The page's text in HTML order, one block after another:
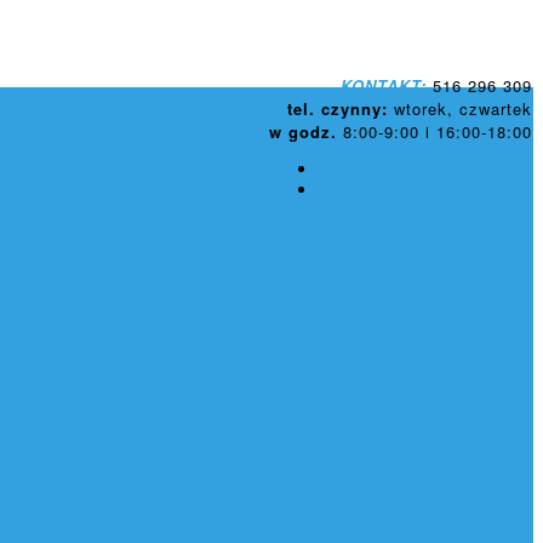
KONTAKT:516 296 309
tel. czynny: wtorek, czwartek
w godz. 8:00-9:00 i 16:00-18:00